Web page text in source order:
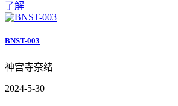
了解
BNST-003
神宫寺奈绪
2024-5-30